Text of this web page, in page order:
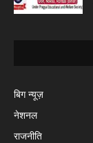
बिग न्यूज़
नेशनल
राजनीति